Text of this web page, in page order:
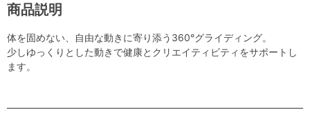
商品説明
体を固めない、自由な動きに寄り添う360°グライディング。
少しゆっくりとした動きで健康とクリエイティビティをサポートし
ます。